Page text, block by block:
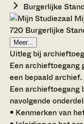
Burgerlijke
720 Burgerlijke
Meer...
Uitleg bij
Een
een bepaald archief.
Een archieftoegang
navolgende
• Kenmerken van